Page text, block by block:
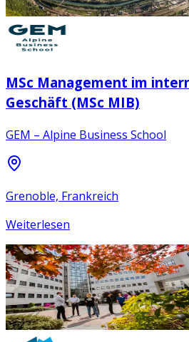
MSc Management im
Geschäft (MSc MIB)
GEM – Alpine Business School
Grenoble, Frankreich
Weiterlesen